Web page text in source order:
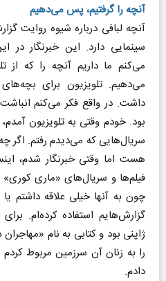
آنچه را گرفتیم، پس می‌دهیم
آنچه لبافی درباره شیوه روایت
سینمایی دارد. این خبرنگار
می‌کنم ما داریم آنچه را که از
داشت. در واقع فکر می‌کنم
بود. خودم وقتی به تلویزیون
سریال‌هایی که می‌دیدم رفتم. اگر چه
هست اما وقتی خبرنگار شدم،
فیلم‌ها و سریال‌های «ماری
چون به آنها خیلی علاقه داشتم
گزارش‌هایم استفاده کرده‌ام.
ژاپنی بود و کتابی به نام
را به زنان آن سرزمین مربوط
دادم.